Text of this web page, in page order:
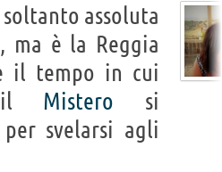
soltanto assoluta
, ma è la Reggia
il tempo in cui
il Mistero si
per svelarsi agli